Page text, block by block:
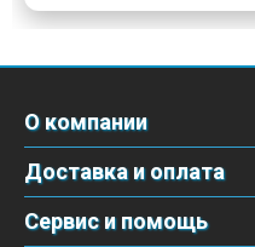
О компании
Доставка и оплата
Сервис и помощь